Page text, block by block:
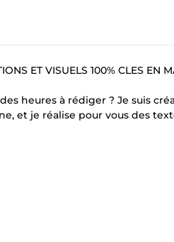
ET VISUELS 100% CLES EN
heures à rédiger ? Je suis
et je réalise pour vous des